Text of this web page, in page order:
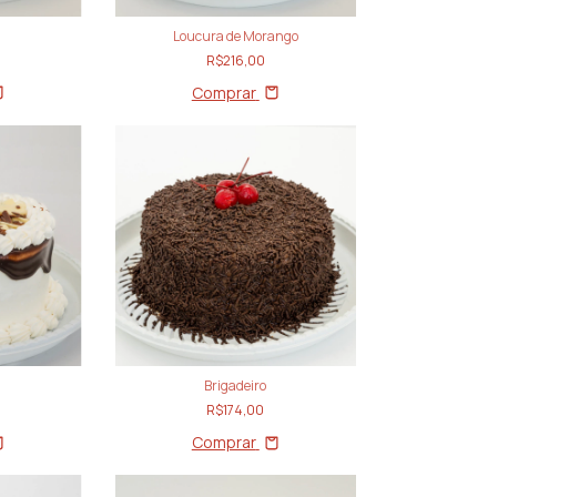
Loucura de Morango
R$216,00
Comprar
Brigadeiro
R$174,00
Comprar